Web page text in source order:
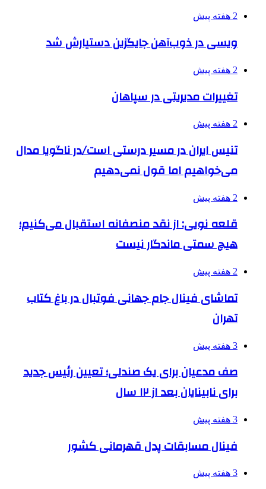
2 هفته پیش
ویسی در ذوب‌آهن جایگزین دستیارش شد
2 هفته پیش
تغییرات مدیریتی در سپاهان
2 هفته پیش
تنیس ایران در مسیر درستی است/در ناگویا مدال
می‌خواهیم اما قول نمی‌دهیم
2 هفته پیش
قلعه نویی: از نقد منصفانه استقبال می‌کنیم؛
هیچ سمتی ماندگار نیست
2 هفته پیش
تماشای فینال جام جهانی فوتبال در باغ کتاب
تهران
3 هفته پیش
صف مدعیان برای یک صندلی؛ تعیین رئیس جدید
برای نابینایان بعد از ۱۲ سال
3 هفته پیش
فینال مسابقات پدل قهرمانی کشور
3 هفته پیش